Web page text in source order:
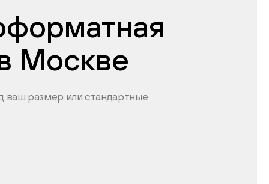
Москве
размер или стандартные